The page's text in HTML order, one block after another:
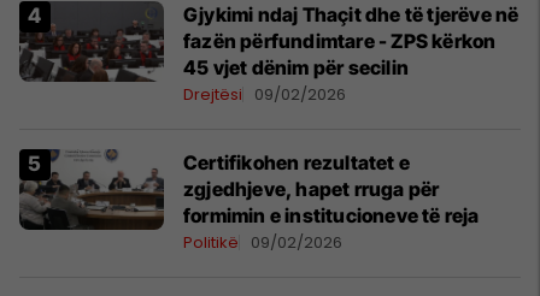
Gjykimi ndaj Thaçit dhe të tjerëve në
fazën përfundimtare - ZPS kërkon
45 vjet dënim për secilin
Drejtësi 09/02/2026
Certifikohen rezultatet e
zgjedhjeve, hapet rruga për
formimin e institucioneve të reja
Politikë 09/02/2026